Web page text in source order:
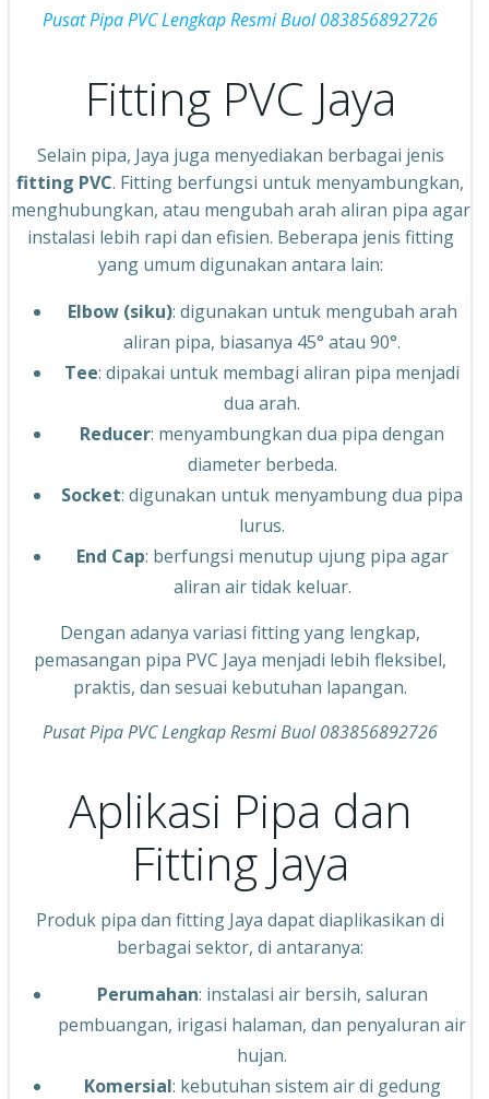
Pusat Pipa PVC Lengkap Resmi Buol 083856892726
Fitting PVC Jaya
Selain pipa, Jaya juga menyediakan berbagai jenis
fitting PVC. Fitting berfungsi untuk menyambungkan,
menghubungkan, atau mengubah arah aliran pipa agar
instalasi lebih rapi dan efisien. Beberapa jenis fitting
yang umum digunakan antara lain:
Elbow (siku): digunakan untuk mengubah arah
aliran pipa, biasanya 45° atau 90°.
Tee: dipakai untuk membagi aliran pipa menjadi
dua arah.
Reducer: menyambungkan dua pipa dengan
diameter berbeda.
Socket: digunakan untuk menyambung dua pipa
lurus.
End Cap: berfungsi menutup ujung pipa agar
aliran air tidak keluar.
Dengan adanya variasi fitting yang lengkap,
pemasangan pipa PVC Jaya menjadi lebih fleksibel,
praktis, dan sesuai kebutuhan lapangan.
Pusat Pipa PVC Lengkap Resmi Buol 083856892726
Aplikasi Pipa dan
Fitting Jaya
Produk pipa dan fitting Jaya dapat diaplikasikan di
berbagai sektor, di antaranya:
Perumahan: instalasi air bersih, saluran
pembuangan, irigasi halaman, dan penyaluran air
hujan.
Komersial: kebutuhan sistem air di gedung